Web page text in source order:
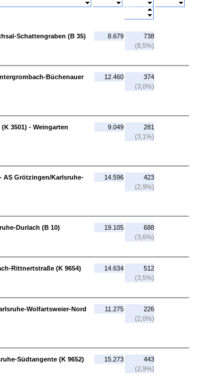
Schattengraben (B 35)
8.679
738
(8,5%)
Büchenauer
12.460
374
(3,0%)
3501) - Weingarten
9.049
281
(3,1%)
AS Grötzingen/Karlsruhe-
14.596
423
(2,9%)
Durlach (B 10)
19.105
688
(3,6%)
Rittnertstraße (K 9654)
14.634
512
(3,5%)
Wolfartsweier-Nord
11.275
226
(2,0%)
Südtangente (K 9652)
15.273
443
(2,9%)